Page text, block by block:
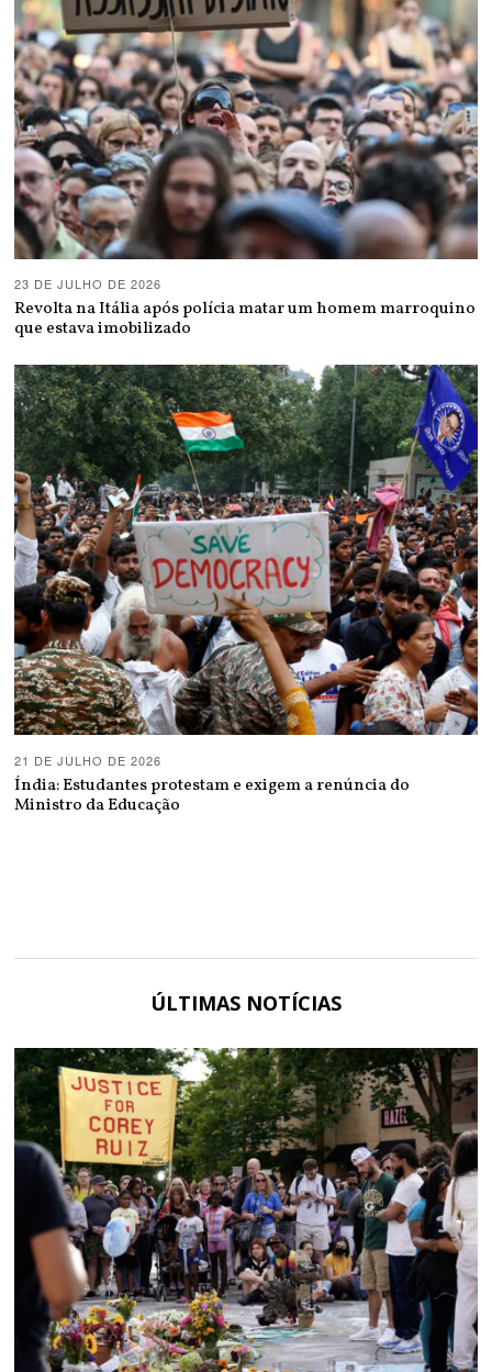
23 DE JULHO DE 2026
Revolta na Itália após polícia matar um homem marroquino
que estava imobilizado
21 DE JULHO DE 2026
Índia: Estudantes protestam e exigem a renúncia do
Ministro da Educação
ÚLTIMAS NOTÍCIAS